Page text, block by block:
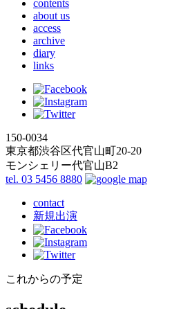
contents
about us
access
archive
diary
links
150-0034
東京都渋谷区代官山町20-20
モンシェリー代官山B2
tel. 03 5456 8880
contact
新規出演
これからの予定